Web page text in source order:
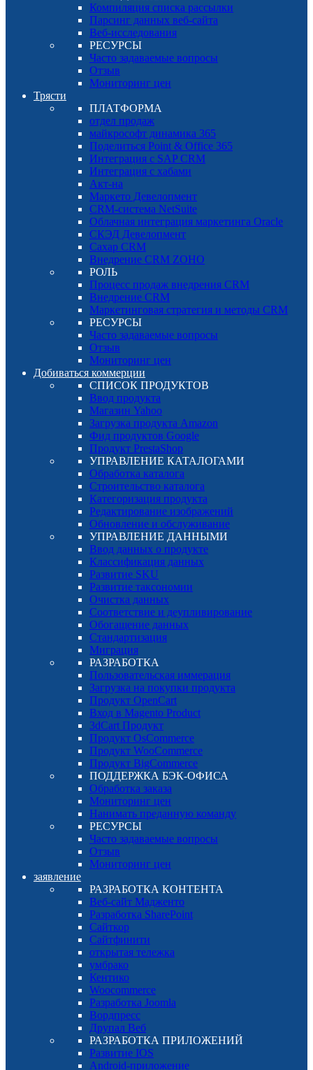
Компиляция списка рассылки
Парсинг данных веб-сайта
Веб-исследования
РЕСУРСЫ
Часто задаваемые вопросы
Отзыв
Мониторинг цен
Трясти
ПЛАТФОРМА
отдел продаж
майкрософт динамика 365
Поделиться Point & Office 365
Интеграция с SAP CRM
Интеграция с хабами
Акт-на
Маркето Девелопмент
CRM-система NetSuite
Облачная интеграция маркетинга Oracle
СКЭД Девелопмент
Сахар CRM
Внедрение CRM ZOHO
РОЛЬ
Процесс продаж внедрения CRM
Внедрение CRM
Маркетинговая стратегия и методы CRM
РЕСУРСЫ
Часто задаваемые вопросы
Отзыв
Мониторинг цен
Добиваться коммерции
СПИСОК ПРОДУКТОВ
Ввод продукта
Магазин Yahoo
Загрузка продукта Amazon
Фид продуктов Google
Продукт PrestaShop
УПРАВЛЕНИЕ КАТАЛОГАМИ
Обработка каталога
Строительство каталога
Категоризация продукта
Редактирование изображений
Обновление и обслуживание
УПРАВЛЕНИЕ ДАННЫМИ
Ввод данных о продукте
Классификация данных
Развитие SKU
Развитие таксономии
Очистка данных
Соответствие и деупливирование
Обогащение данных
Стандартизация
Миграция
РАЗРАБОТКА
Пользовательская иммерация
Загрузка на покупки продукта
Продукт OpenCart
Вход в Magento Product
3dCart Продукт
Продукт OsCommerce
Продукт WooCommerce
Продукт BigCommerce
ПОДДЕРЖКА БЭК-ОФИСА
Обработка заказа
Мониторинг цен
Нанимать преданную команду
РЕСУРСЫ
Часто задаваемые вопросы
Отзыв
Мониторинг цен
заявление
РАЗРАБОТКА КОНТЕНТА
Веб-сайт Мадженто
Разработка SharePoint
Сайткор
Сайтфинити
открытая тележка
умбрако
Кентико
Woocommerce
Разработка Joomla
Вордпресс
Друпал Веб
РАЗРАБОТКА ПРИЛОЖЕНИЙ
Развитие IOS
Android-приложение